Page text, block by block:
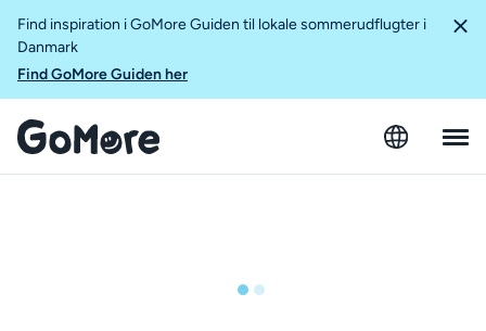
Find inspiration i GoMore Guiden til lokale sommerudflugter i
Danmark
Find GoMore Guiden her